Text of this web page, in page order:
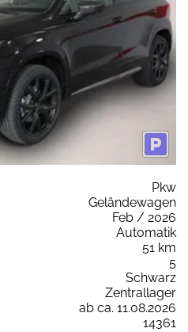
Pkw
Geländewagen
Feb / 2026
Automatik
51 km
5
Schwarz
Zentrallager
ab ca. 11.08.2026
14361